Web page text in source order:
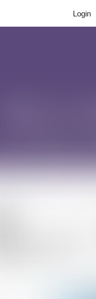
Login